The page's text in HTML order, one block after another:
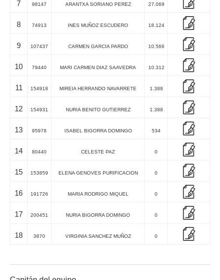
7 98147 ARANTXA SORIANO PEREZ 27.069
8 74913 INES MUÑOZ ESCUDERO 18.124
9 107437 CARMEN GARCIA PARDO 10.566
10 79440 MARI CARMEN DIAZ SAAVEDRA 10.312
11 154918 MIREIA HERRANDO NAVARRETE 1.388
12 154931 NURIA BENITO GUTIERREZ 1.388
13 95978 ISABEL BIGORRA DOMINGO 534
14 80440 CELESTE PAZ 0
15 153859 ELENA GENOVES PURIFICACION 0
16 191726 MARIA RODRIGO MIQUEL 0
17 200451 NURIA BIGORRA DOMINGO 0
18 3870 VIRGINIA SANCHEZ MUÑOZ 0